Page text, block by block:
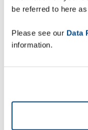
be referred to here as
Please see our Data
information.